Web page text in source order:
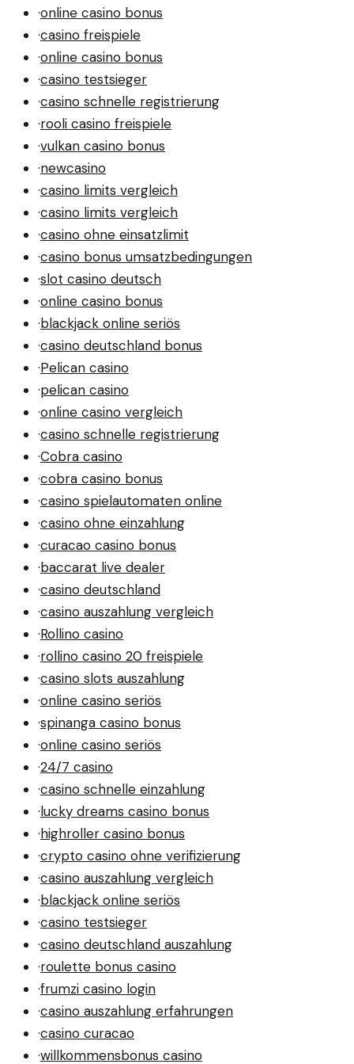
·online casino bonus
·casino freispiele
·online casino bonus
·casino testsieger
·casino schnelle registrierung
·rooli casino freispiele
·vulkan casino bonus
·newcasino
·casino limits vergleich
·casino limits vergleich
·casino ohne einsatzlimit
·casino bonus umsatzbedingungen
·slot casino deutsch
·online casino bonus
·blackjack online seriös
·casino deutschland bonus
·Pelican casino
·pelican casino
·online casino vergleich
·casino schnelle registrierung
·Cobra casino
·cobra casino bonus
·casino spielautomaten online
·casino ohne einzahlung
·curacao casino bonus
·baccarat live dealer
·casino deutschland
·casino auszahlung vergleich
·Rollino casino
·rollino casino 20 freispiele
·casino slots auszahlung
·online casino seriös
·spinanga casino bonus
·online casino seriös
·24/7 casino
·casino schnelle einzahlung
·lucky dreams casino bonus
·highroller casino bonus
·crypto casino ohne verifizierung
·casino auszahlung vergleich
·blackjack online seriös
·casino testsieger
·casino deutschland auszahlung
·roulette bonus casino
·frumzi casino login
·casino auszahlung erfahrungen
·casino curacao
·willkommensbonus casino